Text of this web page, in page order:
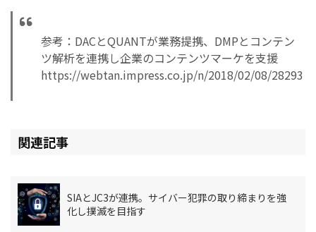
参考：DACとQUANTが業務提携、DMPとコンテン
ツ解析を連携し企業のコンテンツマーケを支援
https://webtan.impress.co.jp/n/2018/02/08/28293
関連記事
SIAとJC3が連携。サイバー犯罪の取り締まりを強
化し撲滅を目指す